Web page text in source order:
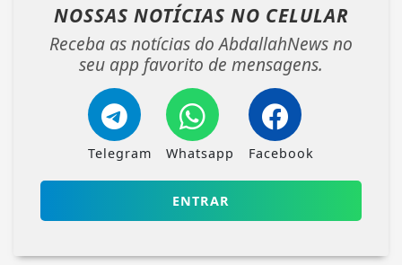
NOSSAS NOTÍCIAS NO CELULAR
Receba as notícias do AbdallahNews no
seu app favorito de mensagens.
Telegram Whatsapp Facebook
ENTRAR